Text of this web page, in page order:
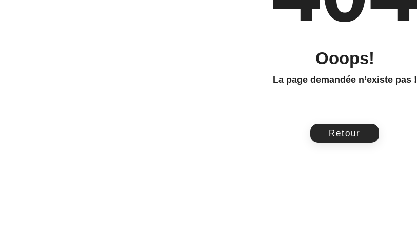
Ooops!
La page demandée n’existe pas !
Retour